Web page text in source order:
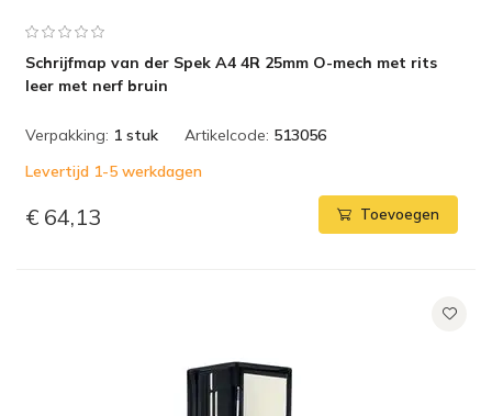
Schrijfmap van der Spek A4 4R 25mm O-mech met rits
leer met nerf bruin
Verpakking: 1 stuk Artikelcode: 513056
Levertijd 1-5 werkdagen
€ 64,13 Toevoegen